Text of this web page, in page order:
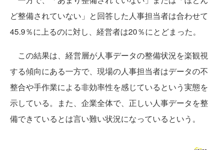
ど整備されていない」と回答した人事担当者は合わせて
45.9％に上るのに対し、経営者は20％にとどまった。
この結果は、経営層が人事データの整備状況を楽観視
する傾向にある一方で、現場の人事担当者はデータの不
整合や手作業による非効率性を感じているという実態を
示している。また、企業全体で、正しい人事データを整
備できているとは言い難い状況になっているという。